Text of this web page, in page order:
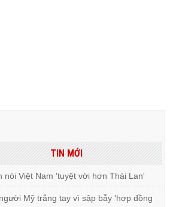
TIN MỚI
nói Việt Nam 'tuyệt vời hơn Thái Lan'
Mỹ trắng tay vì sập bẫy 'hợp đồng